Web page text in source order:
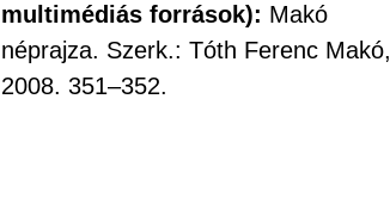
multimédiás források): Makó
néprajza. Szerk.: Tóth Ferenc Makó,
2008. 351–352.